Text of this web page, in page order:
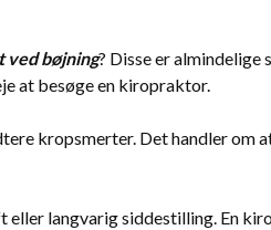
bøjning? Disse er almindelige
at besøge en kiropraktor.
kropsmerter. Det handler
langvarig siddestilling. En